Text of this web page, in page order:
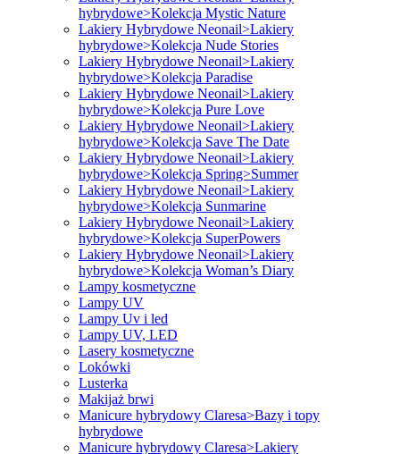
hybrydowe>Kolekcja Mystic Nature
Lakiery Hybrydowe Neonail>Lakiery
hybrydowe>Kolekcja Nude Stories
Lakiery Hybrydowe Neonail>Lakiery
hybrydowe>Kolekcja Paradise
Lakiery Hybrydowe Neonail>Lakiery
hybrydowe>Kolekcja Pure Love
Lakiery Hybrydowe Neonail>Lakiery
hybrydowe>Kolekcja Save The Date
Lakiery Hybrydowe Neonail>Lakiery
hybrydowe>Kolekcja Spring>Summer
Lakiery Hybrydowe Neonail>Lakiery
hybrydowe>Kolekcja Sunmarine
Lakiery Hybrydowe Neonail>Lakiery
hybrydowe>Kolekcja SuperPowers
Lakiery Hybrydowe Neonail>Lakiery
hybrydowe>Kolekcja Woman’s Diary
Lampy kosmetyczne
Lampy UV
Lampy Uv i led
Lampy UV, LED
Lasery kosmetyczne
Lokówki
Lusterka
Makijaż brwi
Manicure hybrydowy Claresa>Bazy i topy
hybrydowe
Manicure hybrydowy Claresa>Lakiery